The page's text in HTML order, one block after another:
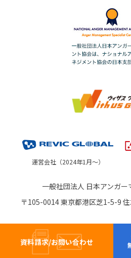
運営会社（2024年1月～）
一般社団法人 日本アンガ
〒105-0014 東京都港区芝1-5-9
資料請求/お問い合わせ